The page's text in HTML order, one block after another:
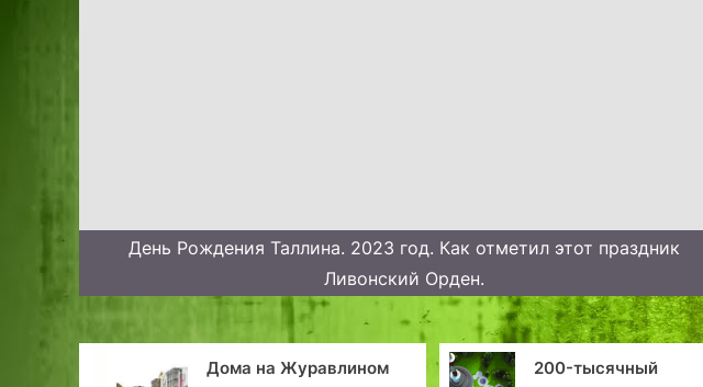
День Рождения Таллина. 2023 год. Как отметил этот праздник
Ливонский Орден.
Дома на Журавлином
200-тысячный